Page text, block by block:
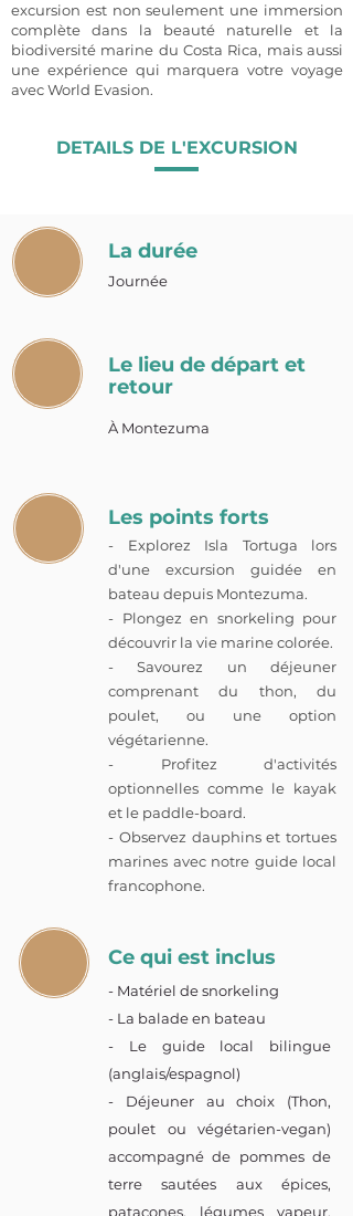
excursion est non seulement une immersion
complète dans la beauté naturelle et la
biodiversité marine du Costa Rica, mais aussi
une expérience qui marquera votre voyage
avec World Evasion.
DETAILS DE L'EXCURSION
La durée
Journée
Le lieu de départ et
retour
À Montezuma
Les points forts
- Explorez Isla Tortuga lors
d'une excursion guidée en
bateau depuis Montezuma.
- Plongez en snorkeling pour
découvrir la vie marine colorée.
- Savourez un déjeuner
comprenant du thon, du
poulet, ou une option
végétarienne.
- Profitez d'activités
optionnelles comme le kayak
et le paddle-board.
- Observez dauphins et tortues
marines avec notre guide local
francophone.
Ce qui est inclus
- Matériel de snorkeling
- La balade en bateau
- Le guide local bilingue
(anglais/espagnol)
- Déjeuner au choix (Thon,
poulet ou végétarien-vegan)
accompagné de pommes de
terre sautées aux épices,
patacones, légumes vapeur.